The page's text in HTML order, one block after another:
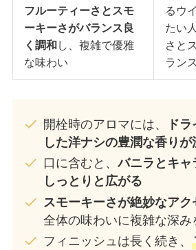
フルーティーさとスモ
ーキーさがバランス良
く調和し、複雑で優雅
な味わい
るウ
たい
さと
ラン
開栓時のアロマには、
ド
した洋ナシの豊潤な香りが
口に含むと、バニラとキャ
しっとりと広がる
スモーキーさが絶妙なアク
全体の味わいに複雑な深み
フィニッシュは長く続き、